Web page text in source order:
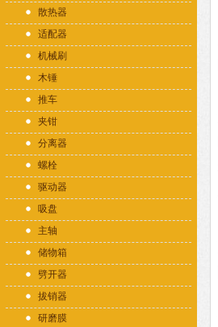
散热器
适配器
机械刷
木锤
推车
夹钳
分离器
螺栓
驱动器
吸盘
主轴
储物箱
劈开器
拔销器
研磨膜